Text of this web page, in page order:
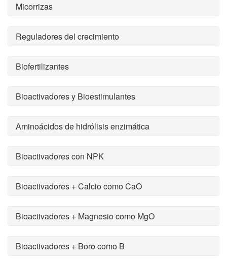
Micorrizas
Reguladores del crecimiento
Biofertilizantes
Bioactivadores y Bioestimulantes
Aminoácidos de hidrólisis enzimática
Bioactivadores con NPK
Bioactivadores + Calcio como CaO
Bioactivadores + Magnesio como MgO
Bioactivadores + Boro como B